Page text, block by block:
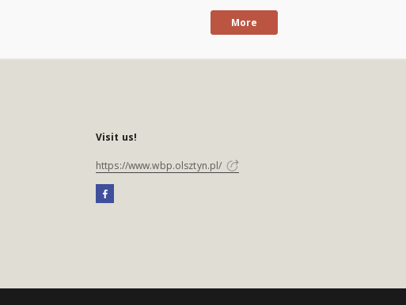
More
Visit us!
https://www.wbp.olsztyn.pl/